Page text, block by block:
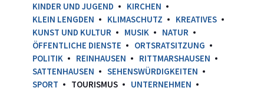
KINDER UND JUGEND
KIRCHEN
KLEIN LENGDEN
KLIMASCHUTZ
KREATIVES
KUNST UND KULTUR
MUSIK
NATUR
ÖFFENTLICHE DIENSTE
ORTSRATSITZUNG
POLITIK
REINHAUSEN
RITTMARSHAUSEN
SATTENHAUSEN
SEHENSWÜRDIGKEITEN
SPORT
TOURISMUS
UNTERNEHMEN